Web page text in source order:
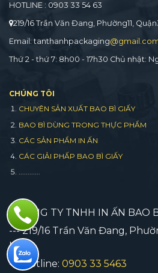
HOTLINE : 0903 33 54 63
219/16 Trần Văn Đang, Phường11,
Email: tanthanhpackaging
Thứ 2 - thứ 7: 8h00 - 17h30 Chủ nhật:
CHÚNG TÔI
CHUYÊN SẢN XUẤT BAO BÌ GIẤY
BAO BÌ DÙNG TRONG THỰC PHẨM
CÁC SẢN PHẨM IN ẤN
CÁC GIẢI PHẤP BAO BÌ GIẤY
............
CÔNG TY TNHH IN ẤN BAO
--- 219/16 Trần Văn Đang,
HCM
--- Hotline: 0903 33 5463